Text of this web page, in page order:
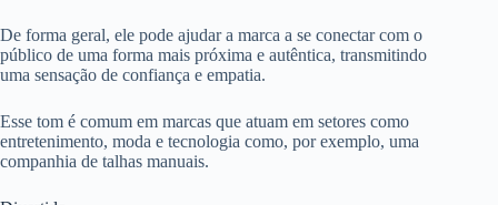
De forma geral, ele pode ajudar a marca a se conectar com o
público de uma forma mais próxima e autêntica, transmitindo
uma sensação de confiança e empatia.
Esse tom é comum em marcas que atuam em setores como
entretenimento, moda e tecnologia como, por exemplo, uma
companhia de talhas manuais.